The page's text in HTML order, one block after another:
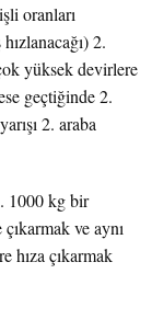
oranları
2.
yüksek devirlere
geçtiğinde 2.
2. araba
1000 kg bir
ve aynı
hıza çıkarmak